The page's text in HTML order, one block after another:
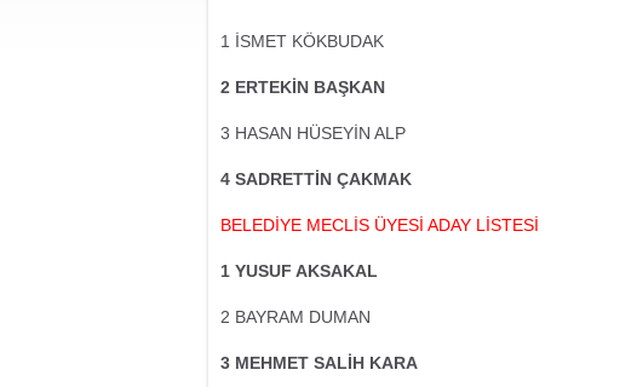
1 İSMET KÖKBUDAK
2 ERTEKİN BAŞKAN
3 HASAN HÜSEYİN ALP
4 SADRETTİN ÇAKMAK
BELEDİYE MECLİS ÜYESİ ADAY LİSTESİ
1 YUSUF AKSAKAL
2 BAYRAM DUMAN
3 MEHMET SALİH KARA